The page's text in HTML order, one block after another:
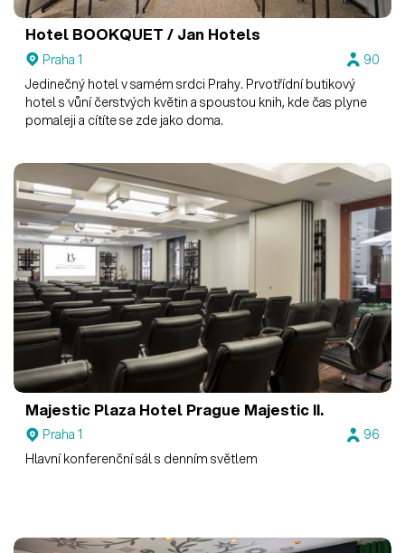
Hotel BOOKQUET / Jan Hotels
Praha 1
90
Jedinečný hotel v samém srdci Prahy. Prvotřídní butikový
hotel s vůní čerstvých květin a spoustou knih, kde čas plyne
pomaleji a cítíte se zde jako doma.
Majestic Plaza Hotel Prague Majestic II.
Praha 1
96
Hlavní konferenční sál s denním světlem